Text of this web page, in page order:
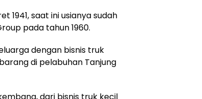
1941, saat ini usianya sudah
pada tahun 1960.
dengan bisnis truk
di pelabuhan Tanjung